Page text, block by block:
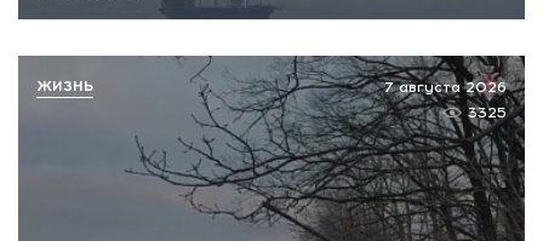
7 августа 2026
3325
ЖИЗНЬ